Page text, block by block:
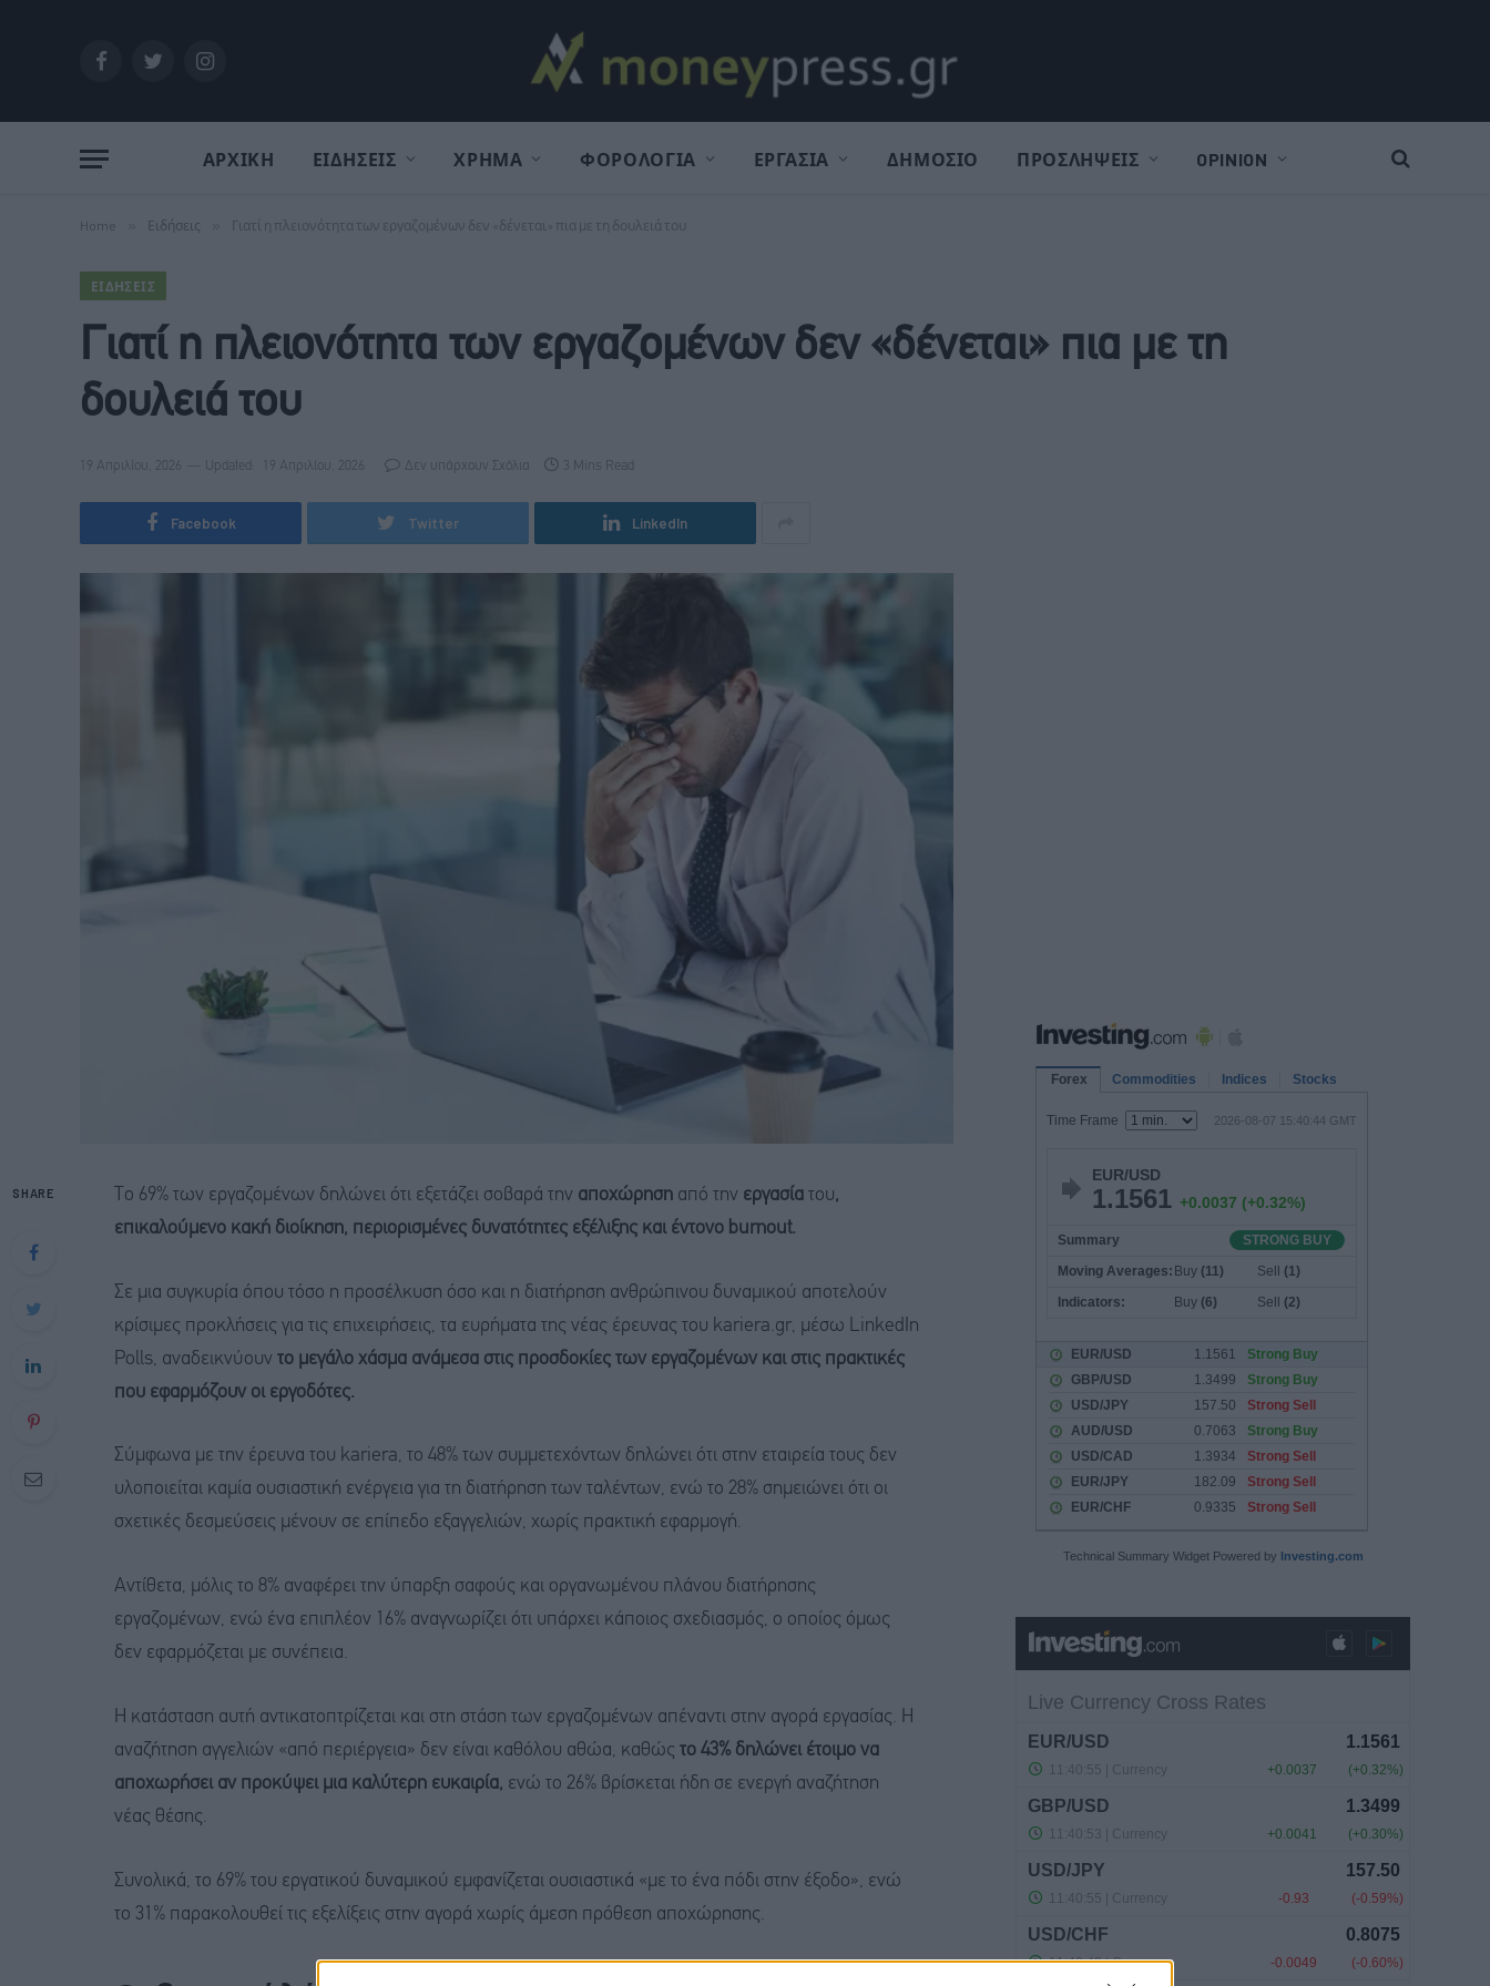
FacebookTwitterInstagram
ΑΡΧΙΚΗ ΕΙΔΗΣΕΙΣ ΧΡΗΜΑ ΦΟΡΟΛΟΓΙΑ ΕΡΓΑΣΙΑ ΔΗΜΟΣΙΟ ΠΡΟΣΛΗΨΕΙΣ OPINION
Home Ειδήσεις Γιατί η πλειονότητα των εργαζομένων δεν «δένεται» πια με τη δουλειά του
ΕΙΔΉΣΕΙΣ
Γιατί η πλειονότητα των εργαζομένων δεν «δένεται» πια με τη
δουλειά του
19 Απριλίου, 2026 Updated: 19 Απριλίου, 2026 Δεν υπάρχουν Σχόλια 3 Mins Read
Facebook Twitter LinkedIn
SHARE Το 69% των εργαζομένων δηλώνει ότι εξετάζει σοβαρά την αποχώρηση από την εργασία του,
επικαλούμενο κακή διοίκηση, περιορισμένες δυνατότητες εξέλιξης και έντονο burnout.
Σε μια συγκυρία όπου τόσο η προσέλκυση όσο και η διατήρηση ανθρώπινου δυναμικού αποτελούν
κρίσιμες προκλήσεις για τις επιχειρήσεις, τα ευρήματα της νέας έρευνας του kariera.gr, μέσω LinkedIn
Polls, αναδεικνύουν το μεγάλο χάσμα ανάμεσα στις προσδοκίες των εργαζομένων και στις πρακτικές
που εφαρμόζουν οι εργοδότες.
Σύμφωνα με την έρευνα του kariera, το 48% των συμμετεχόντων δηλώνει ότι στην εταιρεία τους δεν
υλοποιείται καμία ουσιαστική ενέργεια για τη διατήρηση των ταλέντων, ενώ το 28% σημειώνει ότι οι
σχετικές δεσμεύσεις μένουν σε επίπεδο εξαγγελιών, χωρίς πρακτική εφαρμογή.
Αντίθετα, μόλις το 8% αναφέρει την ύπαρξη σαφούς και οργανωμένου πλάνου διατήρησης
εργαζομένων, ενώ ένα επιπλέον 16% αναγνωρίζει ότι υπάρχει κάποιος σχεδιασμός, ο οποίος όμως
δεν εφαρμόζεται με συνέπεια.
Η κατάσταση αυτή αντικατοπτρίζεται και στη στάση των εργαζομένων απέναντι στην αγορά εργασίας. Η
αναζήτηση αγγελιών «από περιέργεια» δεν είναι καθόλου αθώα, καθώς το 43% δηλώνει έτοιμο να
αποχωρήσει αν προκύψει μια καλύτερη ευκαιρία, ενώ το 26% βρίσκεται ήδη σε ενεργή αναζήτηση
νέας θέσης.
Συνολικά, το 69% του εργατικού δυναμικού εμφανίζεται ουσιαστικά «με το ένα πόδι στην έξοδο», ενώ
το 31% παρακολουθεί τις εξελίξεις στην αγορά χωρίς άμεση πρόθεση αποχώρησης.
Technical Summary Widget Powered by Investing.com